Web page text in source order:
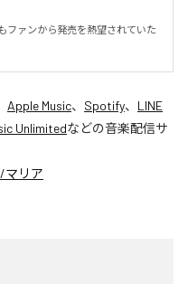
ファンから発売を熱望されていた
Apple Music、 Spotify、 LINE
Unlimitedなどの音楽配信サ
マリア